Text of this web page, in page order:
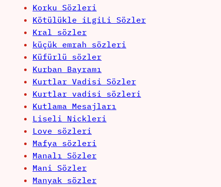
Korku Sözleri
Kötülükle iLgiLi Sözler
Kral sözler
küçük emrah sözleri
Küfürlü sözler
Kurban Bayramı
Kurtlar Vadisi Sözler
Kurtlar vadisi sözleri
Kutlama Mesajları
Liseli Nickleri
Love sözleri
Mafya sözleri
Manalı Sözler
Mani Sözler
Manyak sözler